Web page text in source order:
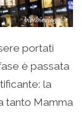
portati
è passata
la
tanto Mamma